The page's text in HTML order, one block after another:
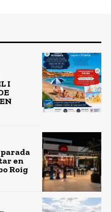
I
parada
en
Roig